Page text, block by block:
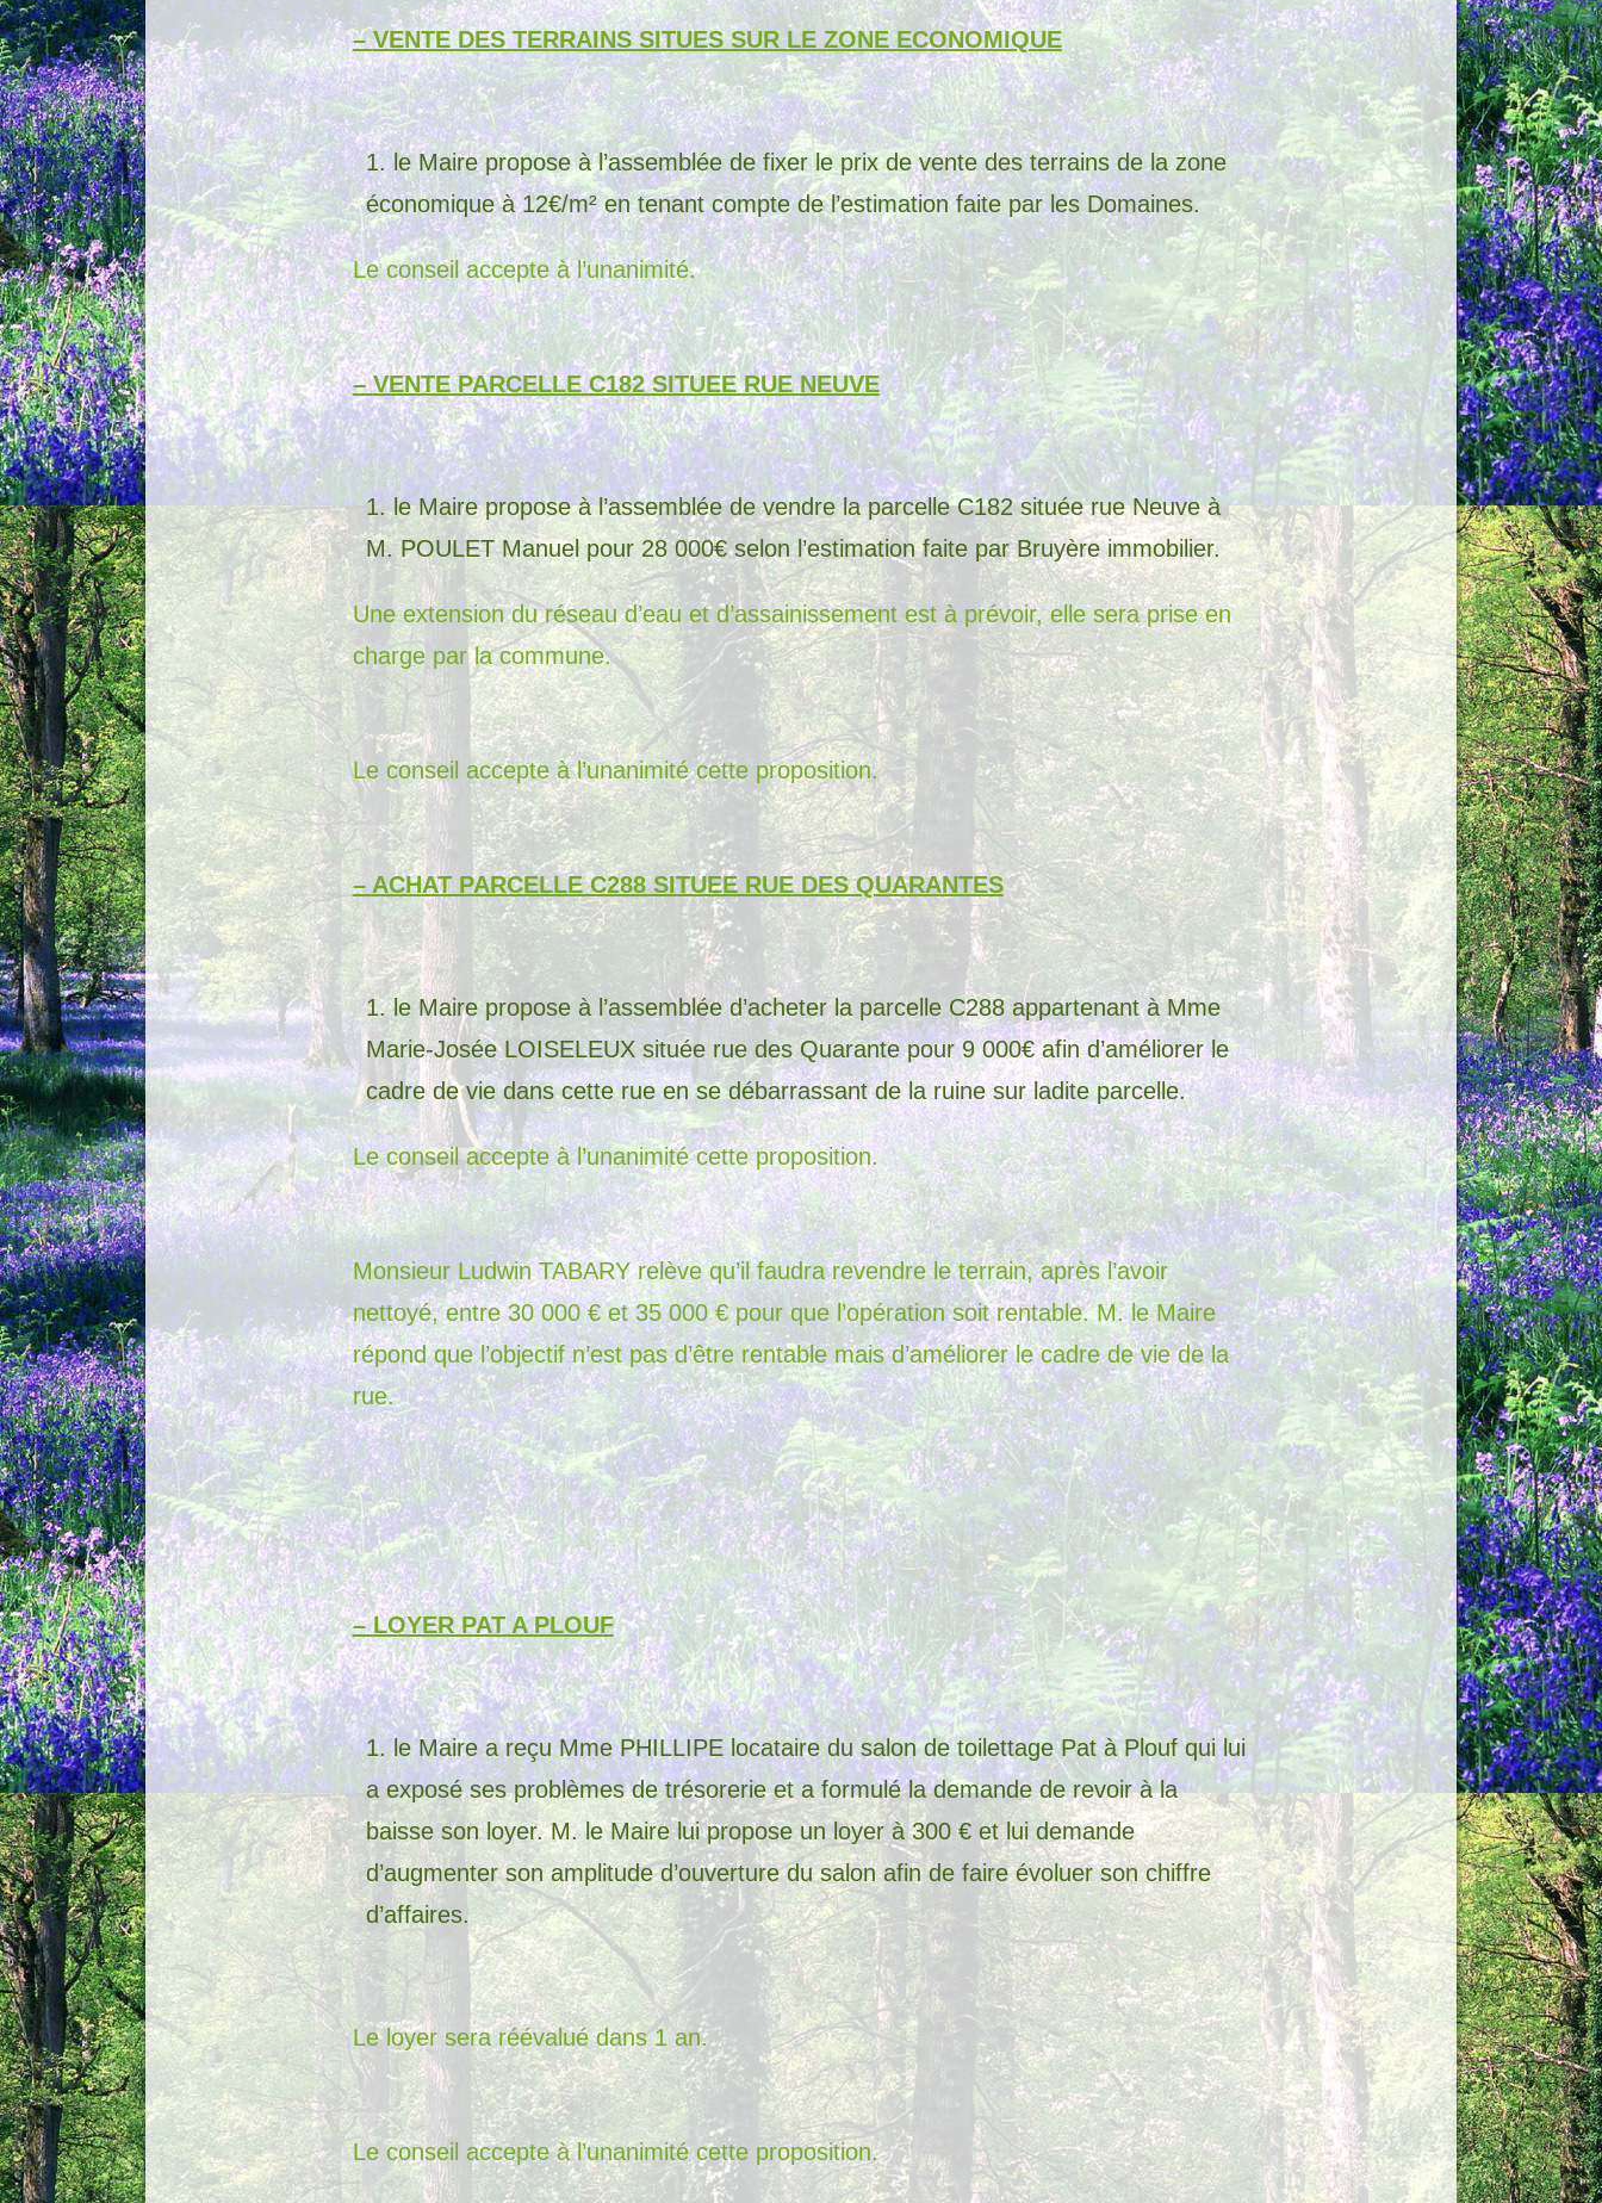
–VENTE DES TERRAINS SITUES SUR LE ZONE ECONOMIQUE
le Maire propose à l’assemblée de fixer le prix de vente des terrains de la zone
économique à 12€/m² en tenant compte de l’estimation faite par les Domaines.
Le conseil accepte à l’unanimité.
–VENTE PARCELLE C182 SITUEE RUE NEUVE
le Maire propose à l’assemblée de vendre la parcelle C182 située rue Neuve à
M. POULET Manuel pour 28 000€ selon l’estimation faite par Bruyère immobilier.
Une extension du réseau d’eau et d’assainissement est à prévoir, elle sera prise en
charge par la commune.
Le conseil accepte à l’unanimité cette proposition.
– ACHAT PARCELLE C288 SITUEE RUE DES QUARANTES
le Maire propose à l’assemblée d’acheter la parcelle C288 appartenant à Mme
Marie-Josée LOISELEUX située rue des Quarante pour 9 000€ afin d’améliorer le
cadre de vie dans cette rue en se débarrassant de la ruine sur ladite parcelle.
Le conseil accepte à l’unanimité cette proposition.
Monsieur Ludwin TABARY relève qu’il faudra revendre le terrain, après l’avoir
nettoyé, entre 30 000 € et 35 000 € pour que l’opération soit rentable. M. le Maire
répond que l’objectif n’est pas d’être rentable mais d’améliorer le cadre de vie de la
rue.
–LOYER PAT A PLOUF
le Maire a reçu Mme PHILLIPE locataire du salon de toilettage Pat à Plouf qui lui
a exposé ses problèmes de trésorerie et a formulé la demande de revoir à la
baisse son loyer. M. le Maire lui propose un loyer à 300 € et lui demande
d’augmenter son amplitude d’ouverture du salon afin de faire évoluer son chiffre
d’affaires.
Le loyer sera réévalué dans 1 an.
Le conseil accepte à l’unanimité cette proposition.